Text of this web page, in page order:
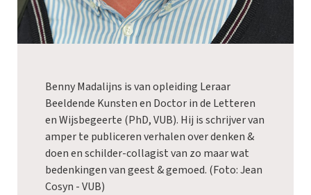
Benny Madalijns is van opleiding Leraar
Beeldende Kunsten en Doctor in de Letteren
en Wijsbegeerte (PhD, VUB). Hij is schrijver van
amper te publiceren verhalen over denken &
doen en schilder-collagist van zo maar wat
bedenkingen van geest & gemoed. (Foto: Jean
Cosyn - VUB)